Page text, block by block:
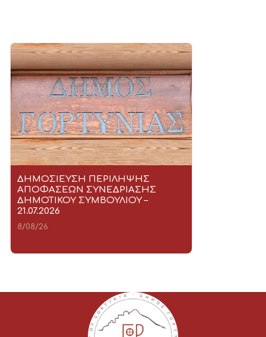
ΔΗΜΟΣΙΕΥΣΗ ΠΕΡΙΛΗΨΗΣ
ΑΠΟΦΑΣΕΩΝ ΣΥΝΕΔΡΙΑΣΗΣ
ΔΗΜΟΤΙΚΟΥ ΣΥΜΒΟΥΛΙΟΥ –
21.07.2026
8/08/26